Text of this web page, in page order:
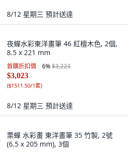
8/12 星期三 預計送達
夜蟬水彩東洋畫筆 46 紅檀木色, 2個,
8.5 x 221 mm
首購折扣價 6%$3,223
$3,023
($1511.50/1套)
8/12 星期三 預計送達
栗蟬 水彩畫 東洋畫筆 35 竹製, 2號
(6.5 x 205 mm), 3個